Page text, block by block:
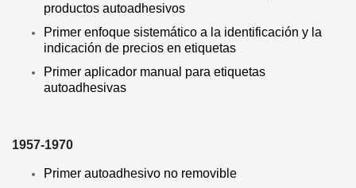
productos autoadhesivos
Primer enfoque sistemático a la identificación y la
indicación de precios en etiquetas
Primer aplicador manual para etiquetas
autoadhesivas
1957-1970
Primer autoadhesivo no removible